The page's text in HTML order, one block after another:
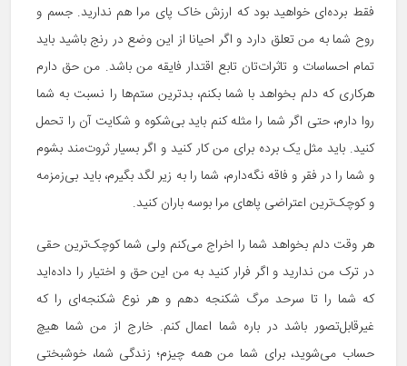
فقط برده‌ای خواهید بود که ارزش خاک پای مرا هم ندارید. جسم و
روح شما به من تعلق دارد و اگر احیانا از این وضع در رنج باشید باید
تمام احساسات و تاثرات‌تان تابع اقتدار فایقه من باشد. من حق دارم
هرکاری که دلم بخواهد با شما بکنم، بدترین ستم‌ها را نسبت به شما
روا دارم، حتی اگر شما را مثله کنم باید بی‌شکوه و شکایت آن را تحمل
کنید. باید مثل یک برده برای من کار کنید و اگر بسیار ثروت‌مند بشوم
و شما را در فقر و فاقه نگه‌دارم، شما را به زیر لگد بگیرم، باید بی‌زمزمه
و کوچک‌ترین اعتراضی پاهای مرا بوسه باران کنید.
هر وقت دلم بخواهد شما را اخراج می‌کنم ولی شما کوچک‌ترین حقی
در ترک من ندارید و اگر فرار کنید به من این حق و اختیار را داده‌اید
که شما را تا سرحد مرگ شکنجه دهم و هر نوع شکنجه‌ای را که
غیرقابل‌تصور باشد در باره شما اعمال کنم. خارج از من شما هیچ
حساب می‌شوید، برای شما من همه چیزم؛ زندگی شما، خوشبختی